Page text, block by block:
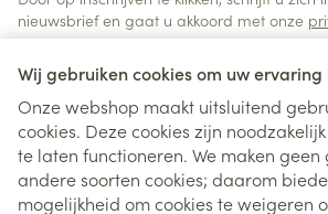
Wij gebruiken cookies om uw
Onze webshop maakt uitsluitend
cookies. Deze cookies zijn
te laten functioneren. We maken geen
andere soorten cookies; daarom
mogelijkheid om cookies te weigeren
nieuwsbrief en gaat u akkoord met onze